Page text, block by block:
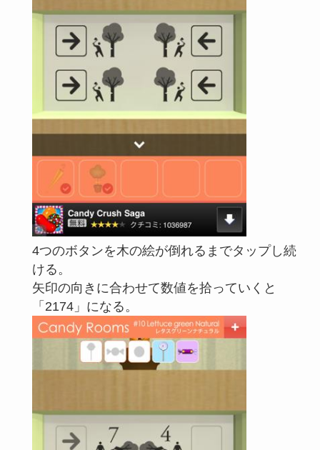
4つのボタンを木の絵が倒れるまでタップし続
ける。
矢印の向きに合わせて数値を拾っていくと
「2174」になる。